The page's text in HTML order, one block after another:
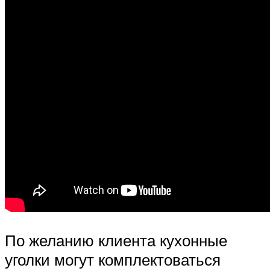
По желанию клиента кухонные
уголки могут комплектоваться